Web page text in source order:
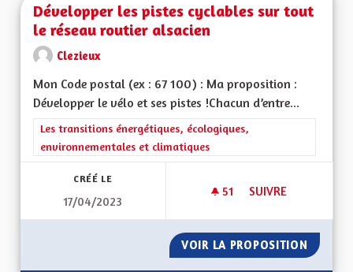
Développer les pistes cyclables sur tout
le réseau routier alsacien
Clezieux
Mon Code postal (ex : 67 100) : Ma proposition :
Développer le vélo et ses pistes !Chacun d’entre...
Filtrer les résultats de la catégorie : Les transitions
Les transitions énergétiques, écologiques,
environnementales et climatiques
CRÉÉ LE
17/04/2023
51 51 ABONNÉS
SUIVRE
VOIR LA PROPOSITION